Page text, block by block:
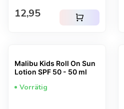
Regulärer Preis
12,95 shopping_cart
Malibu Kids Roll On Sun
Lotion SPF 50 - 50 ml
Vorrätig